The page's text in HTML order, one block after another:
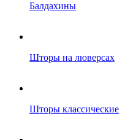
Балдахины
Шторы на люверсах
Шторы классические